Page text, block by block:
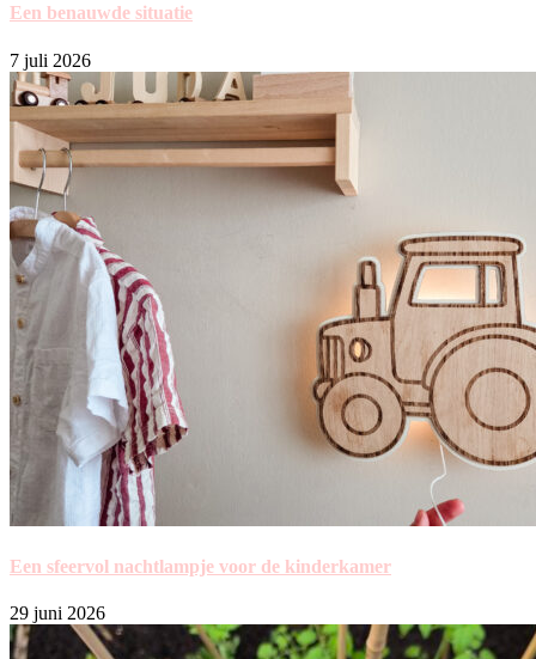
Een benauwde situatie
7 juli 2026
Een sfeervol nachtlampje voor de kinderkamer
29 juni 2026